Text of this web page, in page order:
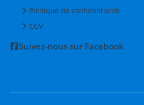
Politique de confidentialité
CGV
Suivez-nous sur Facebook